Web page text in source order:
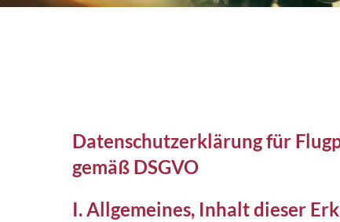
Datenschutzerklärung für
gemäß DSGVO
I. Allgemeines, Inhalt dieser